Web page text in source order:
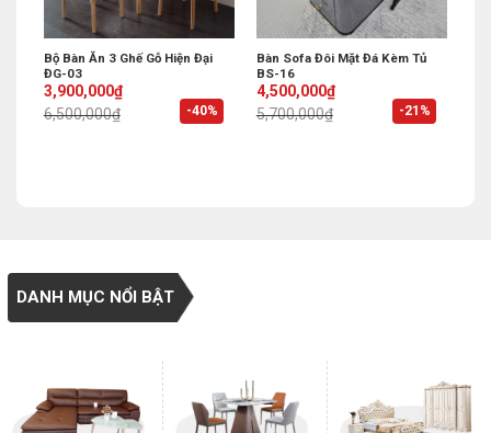
-40%
Bộ Bàn Ăn 3 Ghế Gỗ Hiện Đại
ĐG-03
6,500,000₫
Original
price
was:
3,900,000₫
Current
price
is:
-21%
Bàn Sofa Đôi Mặt Đá Kèm Tủ
BS-16
5,700,000₫
Original
price
was:
4,500,000₫
Current
price
is:
DANH MỤC NỔI BẬT